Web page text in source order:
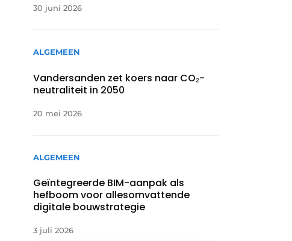
30 juni 2026
ALGEMEEN
Vandersanden zet koers naar CO₂-
neutraliteit in 2050
20 mei 2026
ALGEMEEN
Geïntegreerde BIM-aanpak als
hefboom voor allesomvattende
digitale bouwstrategie
3 juli 2026